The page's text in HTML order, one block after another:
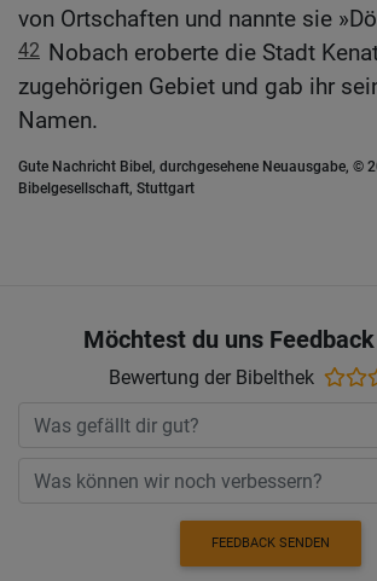
von Ortschaften und nannte sie
42 Nobach eroberte die Stadt
zugehörigen Gebiet und gab ihr
Namen.
Gute Nachricht Bibel, durchgesehene Neuausgabe, ©
Bibelgesellschaft, Stuttgart
Möchtest du uns
Bewertung der Bibelthek
FEEDBACK SENDEN